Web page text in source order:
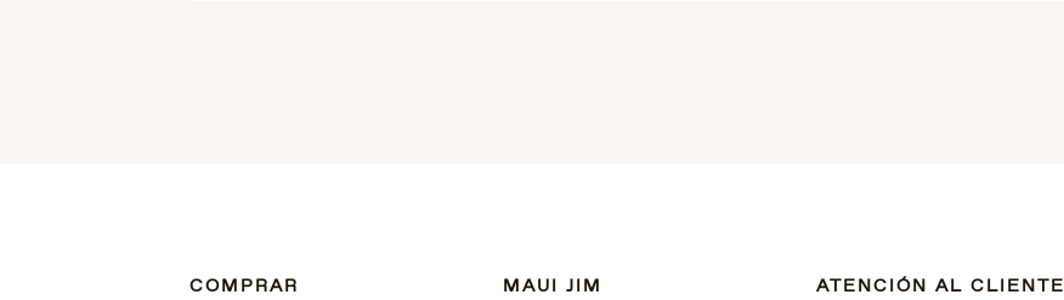
COMPRAR MAUI JIM ATENCIÓN AL CLIENTE